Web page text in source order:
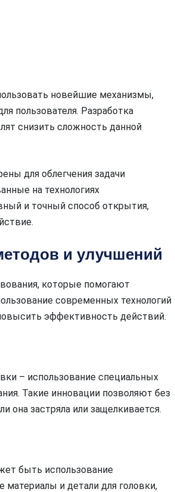
новейшие механизмы,
пользователя. Разработка
снизить сложность данной
для облегчения задачи
на технологиях
и точный способ открытия,
и улучшений
которые помогают
современных технологий
эффективность действий.
– использование специальных
Такие инновации позволяют без
она застряла или защелкивается.
быть использование
и детали для головки,